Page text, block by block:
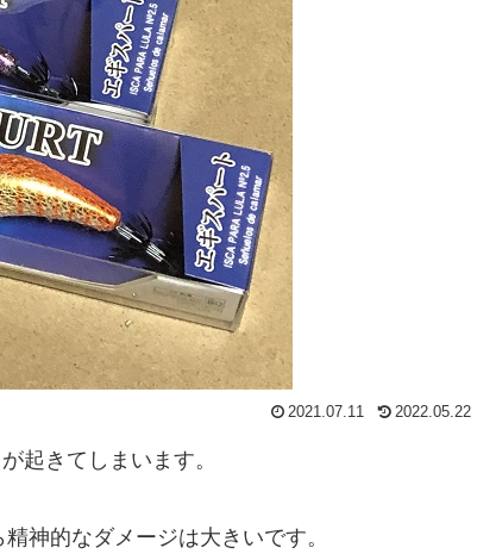
2021.07.11 2022.05.22
起きてしまいます。
神的なダメージは大きいです。